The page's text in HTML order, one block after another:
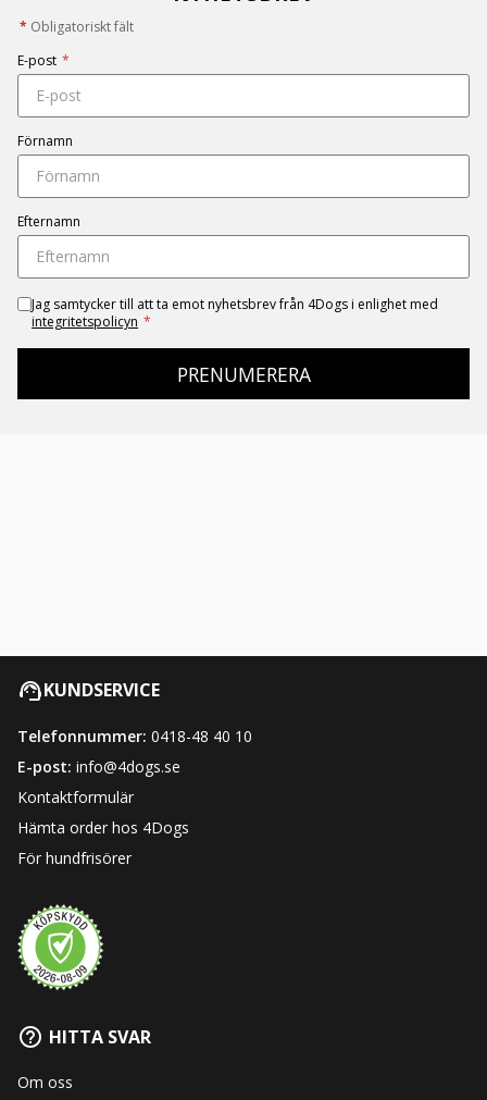
* Obligatoriskt fält
E-post *
Förnamn
Efternamn
Jag samtycker till att ta emot nyhetsbrev från 4Dogs i enlighet med
integritetspolicyn *
PRENUMERERA
KUNDSERVICE
Telefonnummer: 0418-48 40 10
E-post: info@4dogs.se
Kontaktformulär
Hämta order hos 4Dogs
För hundfrisörer
HITTA SVAR
Om oss